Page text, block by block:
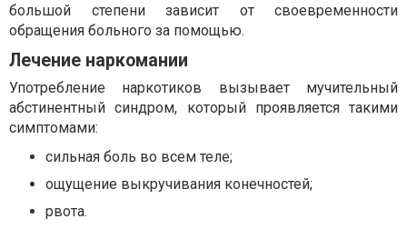
большой степени зависит от своевременности
обращения больного за помощью.
Лечение наркомании
Употребление наркотиков вызывает мучительный
абстинентный синдром, который проявляется такими
симптомами:
сильная боль во всем теле;
ощущение выкручивания конечностей;
рвота.